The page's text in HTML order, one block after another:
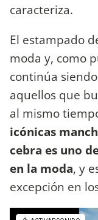
caracteriza.
El estampado
moda y, como
continúa
aquellos que
al mismo
icónicas
cebra es uno
en la moda, y
excepción en